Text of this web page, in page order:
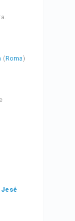
( Roma)
Jesé